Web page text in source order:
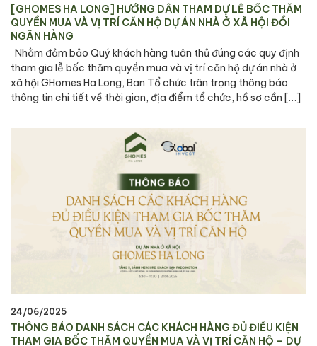
[GHOMES HA LONG] HƯỚNG DẪN THAM DỰ LỄ BỐC THĂM
QUYỀN MUA VÀ VỊ TRÍ CĂN HỘ DỰ ÁN NHÀ Ở XÃ HỘI ĐỒI
NGÂN HÀNG
Nhằm đảm bảo Quý khách hàng tuân thủ đúng các quy định
tham gia lễ bốc thăm quyền mua và vị trí căn hộ dự án nhà ở
xã hội GHomes Ha Long, Ban Tổ chức trân trọng thông báo
thông tin chi tiết về thời gian, địa điểm tổ chức, hồ sơ cần […]
24/06/2025
THÔNG BÁO DANH SÁCH CÁC KHÁCH HÀNG ĐỦ ĐIỀU KIỆN
THAM GIA BỐC THĂM QUYỀN MUA VÀ VỊ TRÍ CĂN HỘ – DỰ